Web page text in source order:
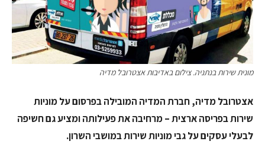
מונית שירות בנתניה. צילום באדיבות אצטרובל מדיה
אצטרובל מדיה, חברת המדיה המובילה בפרסום על מוניות
שירות בפריסה ארצית – מרחיבה את פעילותה ומציע גם חשיפה
לבעלי עסקים על גבי מוניות שירות במושבי השרון.